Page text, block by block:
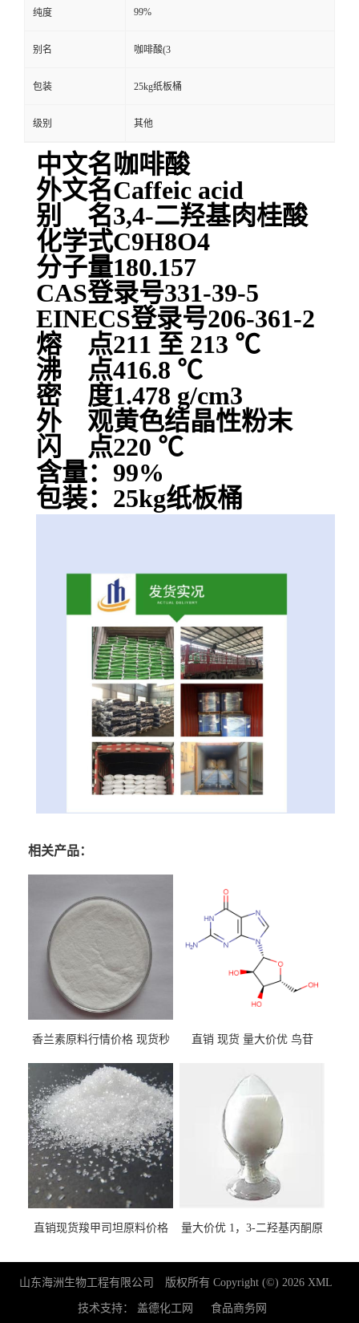
纯度 99%
别名 咖啡酸(3
包装 25kg纸板桶
级别 其他
中文名咖啡酸
外文名Caffeic acid
别 名3,4-二羟基肉桂酸
化学式C9H8O4
分子量180.157
CAS登录号331-39-5
EINECS登录号206-361-2
熔 点211 至 213 ℃
沸 点416.8 ℃
密 度1.478 g/cm3
外 观黄色结晶性粉末
闪 点220 ℃
含量：99%
包装：25kg纸板桶
相关产品：
香兰素原料行情价格 现货秒
直销 现货 量大价优 鸟苷
直销现货羧甲司坦原料价格
量大价优 1，3-二羟基丙酮原
山东海洲生物工程有限公司 版权所有 Copyright (©) 2026 XML
技术支持： 盖德化工网 食品商务网